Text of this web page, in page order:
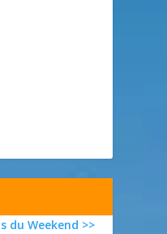
du Weekend >>